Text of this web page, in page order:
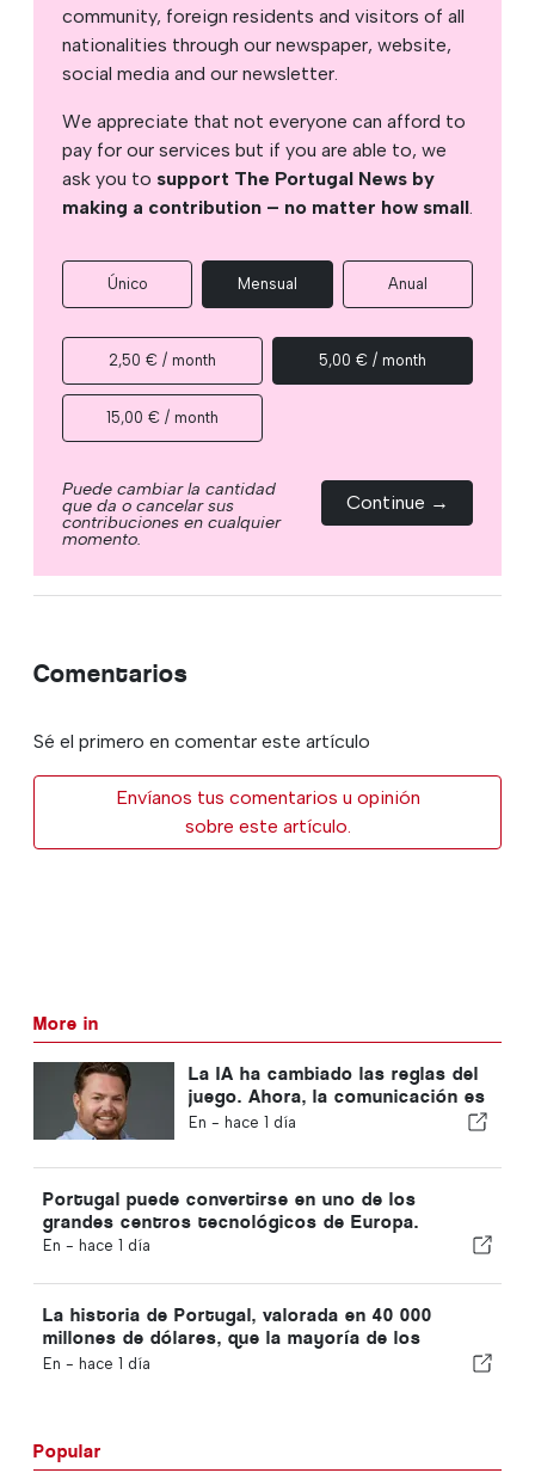
community, foreign residents and visitors of all
nationalities through our newspaper, website,
social media and our newsletter.
We appreciate that not everyone can afford to
pay for our services but if you are able to, we
ask you to support The Portugal News by
making a contribution – no matter how small.
Único Mensual Anual
2,50 € / month 5,00 € / month
15,00 € / month
Puede cambiar la cantidad
que da o cancelar sus
contribuciones en cualquier
momento.
Continue →
Comentarios
Sé el primero en comentar este artículo
Envíanos tus comentarios u opinión
sobre este artículo.
More in
La IA ha cambiado las reglas del
juego. Ahora, la comunicación es
la ventaja competitiva.
En - hace 1 día
Portugal puede convertirse en uno de los
grandes centros tecnológicos de Europa.
En - hace 1 día
La historia de Portugal, valorada en 40 000
millones de dólares, que la mayoría de los
inversores están pasando por alto
En - hace 1 día
Popular